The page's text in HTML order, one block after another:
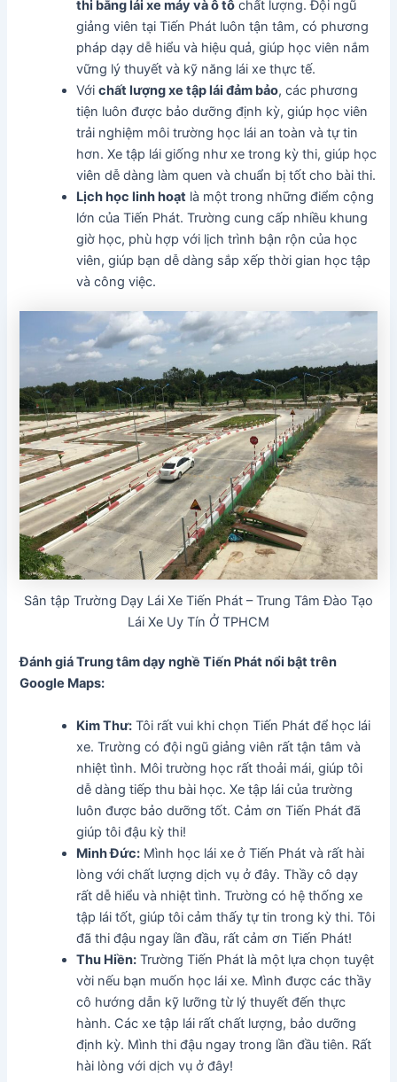
thi bằng lái xe máy và ô tô chất lượng. Đội ngũ
giảng viên tại Tiến Phát luôn tận tâm, có phương
pháp dạy dễ hiểu và hiệu quả, giúp học viên nắm
vững lý thuyết và kỹ năng lái xe thực tế.
Vớichất lượng xe tập lái đảm bảo, các phương
tiện luôn được bảo dưỡng định kỳ, giúp học viên
trải nghiệm môi trường học lái an toàn và tự tin
hơn. Xe tập lái giống như xe trong kỳ thi, giúp học
viên dễ dàng làm quen và chuẩn bị tốt cho bài thi.
Lịch học linh hoạt là một trong những điểm cộng
lớn của Tiến Phát. Trường cung cấp nhiều khung
giờ học, phù hợp với lịch trình bận rộn của học
viên, giúp bạn dễ dàng sắp xếp thời gian học tập
và công việc.
Sân tập Trường Dạy Lái Xe Tiến Phát – Trung Tâm Đào Tạo
Lái Xe Uy Tín Ở TPHCM
Đánh giá Trung tâm dạy nghề Tiến Phátnổi bật trên
Google Maps:
Kim Thư: Tôi rất vui khi chọn Tiến Phát để học lái
xe. Trường có đội ngũ giảng viên rất tận tâm và
nhiệt tình. Môi trường học rất thoải mái, giúp tôi
dễ dàng tiếp thu bài học. Xe tập lái của trường
luôn được bảo dưỡng tốt. Cảm ơn Tiến Phát đã
giúp tôi đậu kỳ thi!
Minh Đức: Mình học lái xe ở Tiến Phát và rất hài
lòng với chất lượng dịch vụ ở đây. Thầy cô dạy
rất dễ hiểu và nhiệt tình. Trường có hệ thống xe
tập lái tốt, giúp tôi cảm thấy tự tin trong kỳ thi. Tôi
đã thi đậu ngay lần đầu, rất cảm ơn Tiến Phát!
Thu Hiền: Trường Tiến Phát là một lựa chọn tuyệt
vời nếu bạn muốn học lái xe. Mình được các thầy
cô hướng dẫn kỹ lưỡng từ lý thuyết đến thực
hành. Các xe tập lái rất chất lượng, bảo dưỡng
định kỳ. Mình thi đậu ngay trong lần đầu tiên. Rất
hài lòng với dịch vụ ở đây!